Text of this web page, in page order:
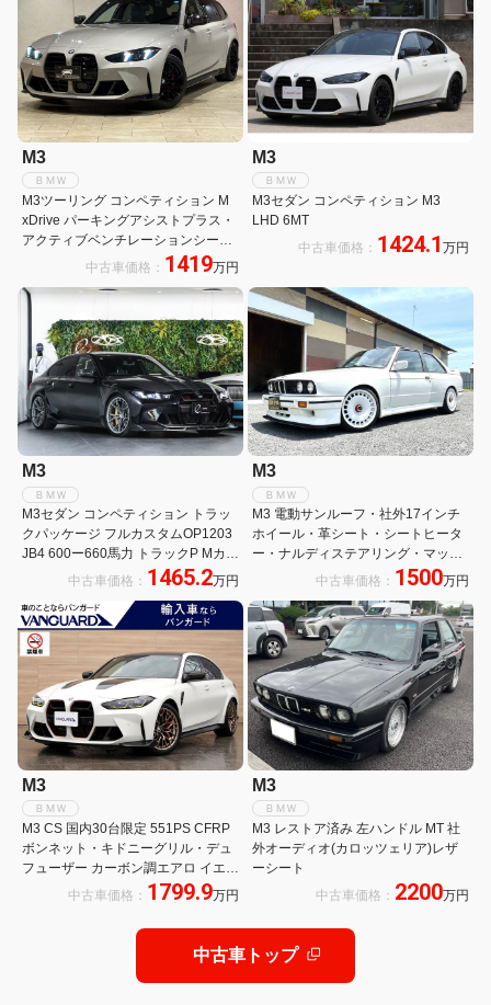
M3
ＢＭＷ
M3ツーリング コンペティション M
xDrive パーキングアシストプラス・
アクティブベンチレーションシート
(フロント)・ステアリングホイール
ヒーティング・アコースティックガ
ラス・LCIモデル・Individualスペシ
ャルペイント:Chalk
中古車価格： 1419万円
M3
ＢＭＷ
M3セダン コンペティション M3
LHD 6MT
中古車価格： 1424.1 万円
M3
ＢＭＷ
M3セダン コンペティション トラッ
クパッケージ フルカスタムOP1203
JB4 600ー660馬力 トラックP Mカー
ボンエクステリアP エクステンドレ
Mカーボンバケットシート Mドライ
バーズP MドライブP
中古車価格： 1465.2万円
M3
ＢＭＷ
M3 電動サンルーフ・社外17インチ
ホイール・革シート・シートヒータ
ー・ナルディステアリング・マッド
レーン製エアサス・ETC・5MT
中古車価格： 1500万円
M3
ＢＭＷ
M3 CS 国内30台限定 551PS CFRP
ボンネット・キドニーグリル・デュ
フューザー カーボン調エアロ イエロ
ーデイライト レッドハイグロスキャ
リパー Mカーボンセラミックブレー
キ カーボンバケットシート
中古車価格： 1799.9万円
M3
ＢＭＷ
M3 レストア済み 左ハンドル MT 社
外オーディオ(カロッツェリア)レザ
ーシート
中古車価格： 2200万円
中古車トップ